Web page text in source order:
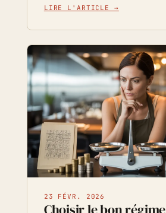
LIRE L'ARTICLE →
23 FÉVR. 2026
Choisir le bon régime